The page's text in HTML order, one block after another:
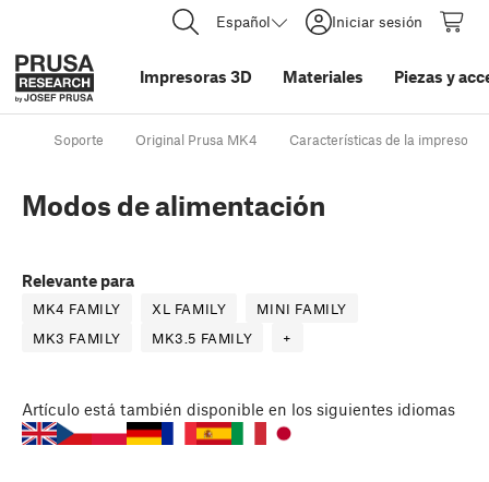
Español Iniciar sesión
Impresoras 3D Materiales Piezas y
Soporte Original Prusa MK4 Características de la impresora
Modos de alimentación
Relevante para
MK4 FAMILY XL FAMILY
MINI FAMILY
MK3 FAMILY
MK3.5 FAMILY +
Artículo está también disponible en los siguientes idiomas